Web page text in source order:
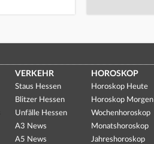
VERKEHR
Staus Hessen
Blitzer Hessen
Unfälle Hessen
A3 News
A5 News
HOROSKOP
Horoskop Heute
Horoskop Morgen
Wochenhoroskop
Monatshoroskop
Jahreshoroskop